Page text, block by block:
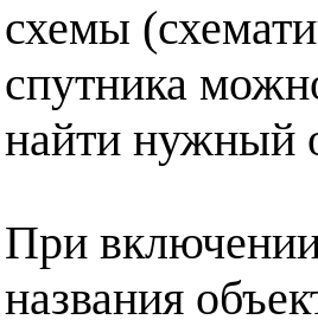
схемы
спутника
найти нужный
При
названия